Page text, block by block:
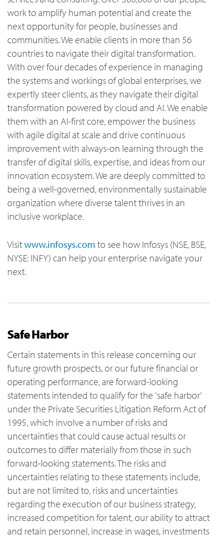
work to amplify human potential and create the
next opportunity for people, businesses and
communities. We enable clients in more than 56
countries to navigate their digital transformation.
With over four decades of experience in managing
the systems and workings of global enterprises, we
expertly steer clients, as they navigate their digital
transformation powered by cloud and AI. We enable
them with an AI-first core, empower the business
with agile digital at scale and drive continuous
improvement with always-on learning through the
transfer of digital skills, expertise, and ideas from our
innovation ecosystem. We are deeply committed to
being a well-governed, environmentally sustainable
organization where diverse talent thrives in an
inclusive workplace.
Visitwww.infosys.com to see how Infosys (NSE, BSE,
NYSE: INFY) can help your enterprise navigate your
next.
Safe Harbor
Certain statements in this release concerning our
future growth prospects, or our future financial or
operating performance, are forward-looking
statements intended to qualify for the 'safe harbor'
under the Private Securities Litigation Reform Act of
1995, which involve a number of risks and
uncertainties that could cause actual results or
outcomes to differ materially from those in such
forward-looking statements. The risks and
uncertainties relating to these statements include,
but are not limited to, risks and uncertainties
regarding the execution of our business strategy,
increased competition for talent, our ability to attract
and retain personnel, increase in wages, investments